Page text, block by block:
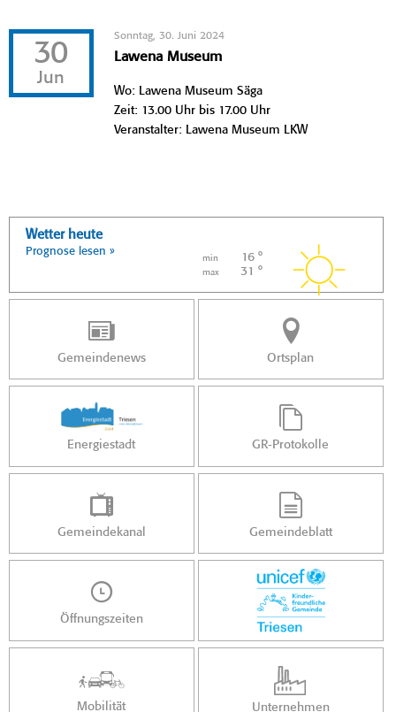
30
Jun
Sonntag, 30. Juni 2024
Lawena Museum
Wo: Lawena Museum Säga
Zeit: 13.00 Uhr bis 17.00 Uhr
Veranstalter: Lawena Museum LKW
Wetter heute
Prognose lesen »
min 16 °
max 31 °
Gemeindenews Ortsplan
Energiestadt GR-Protokolle
Gemeindekanal Gemeindeblatt
Öffnungszeiten
Mobilität Unternehmen